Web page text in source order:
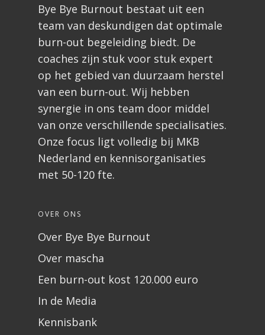
Bye Bye Burnout bestaat uit een
team van deskundigen dat optimale
burn-out begeleiding biedt. De
coaches zijn stuk voor stuk expert
op het gebied van duurzaam herstel
van een burn-out. Wij hebben
synergie in ons team door middel
van onze verschillende specialisaties.
Onze focus ligt volledig bij MKB
Nederland en kennisorganisaties
met 50-120 fte.
OVER ONS
Over Bye Bye Burnout
Over mascha
Een burn-out kost 120.000 euro
In de Media
Kennisbank